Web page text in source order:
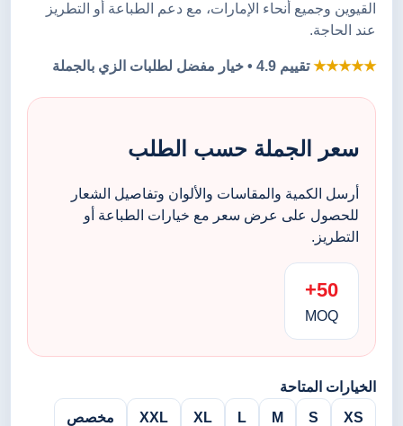
القيوين وجميع أنحاء الإمارات، مع دعم الطباعة أو التطريز
عند الحاجة.
★★★★★تقييم 4.9 • خيار مفضل لطلبات الزي بالجملة
سعر الجملة حسب الطلب
أرسل الكمية والمقاسات والألوان وتفاصيل الشعار
للحصول على عرض سعر مع خيارات الطباعة أو
التطريز.
50+
MOQ
الخيارات المتاحة
XS
S
M
L
XL
XXL مخصص